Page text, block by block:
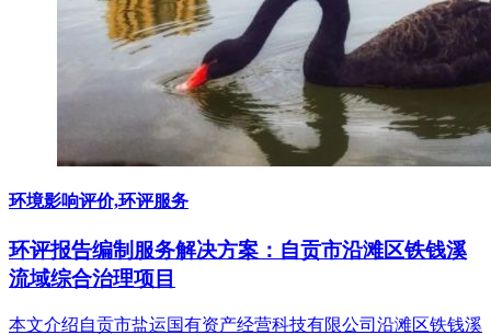
环境影响评价,环评服务
环评报告编制服务解决方案：自贡市沿滩区铁钱溪
流域综合治理项目
本文介绍自贡市盐运国有资产经营科技有限公司沿滩区铁钱溪